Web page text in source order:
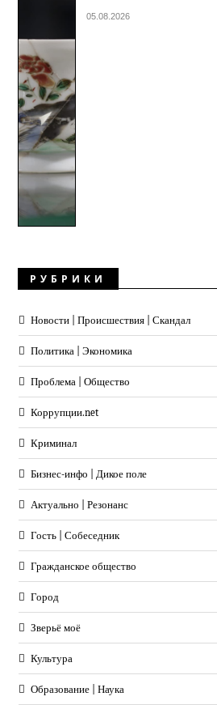
05.08.2026
РУБРИКИ
Новости | Происшествия | Скандал
Политика | Экономика
Проблема | Общество
Коррупции.net
Криминал
Бизнес-инфо | Дикое поле
Актуально | Резонанс
Гость | Собеседник
Гражданское общество
Город
Зверьё моё
Культура
Образование | Наука